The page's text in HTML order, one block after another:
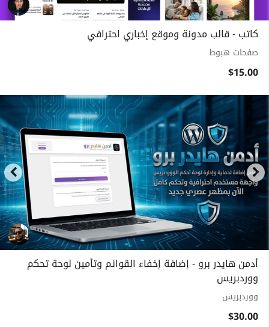
كاتب - قالب مدونة وموقع إخباري احترافي
صفحات هبوط
$15.00
أدمن هايدر برو - إضافة إخفاء القوائم وتأمين لوحة تحكم
ووردبريس
ووردبريس
$30.00